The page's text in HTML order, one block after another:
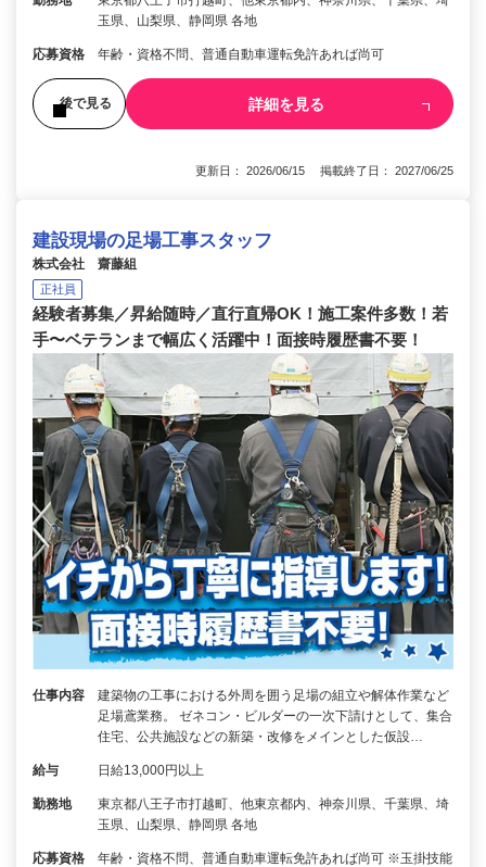
玉県、山梨県、静岡県 各地
応募資格 年齢・資格不問、普通自動車運転免許あれば尚可
後で見る 詳細を見る
更新日： 2026/06/15 掲載終了日： 2027/06/25
建設現場の足場工事スタッフ
株式会社 齋藤組
正社員
経験者募集／昇給随時／直行直帰OK！施工案件多数！若
手〜ベテランまで幅広く活躍中！面接時履歴書不要！
仕事内容
建築物の工事における外周を囲う足場の組立や解体作業など
足場鳶業務。 ゼネコン・ビルダーの一次下請けとして、集合
住宅、公共施設などの新築・改修をメインとした仮設…
給与 日給13,000円以上
勤務地
東京都八王子市打越町、他東京都内、神奈川県、千葉県、埼
玉県、山梨県、静岡県 各地
応募資格
年齢・資格不問、普通自動車運転免許あれば尚可 ※玉掛技能